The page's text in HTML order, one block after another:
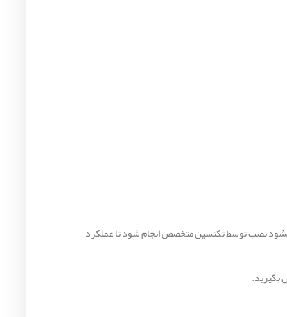
نصب توسط تکنسین متخصص انجام شود تا عملکرد
بگیرید.